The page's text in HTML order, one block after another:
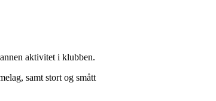
aktivitet i klubben.
samt stort og smått